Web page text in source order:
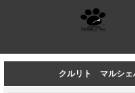
クルリト マルシェ